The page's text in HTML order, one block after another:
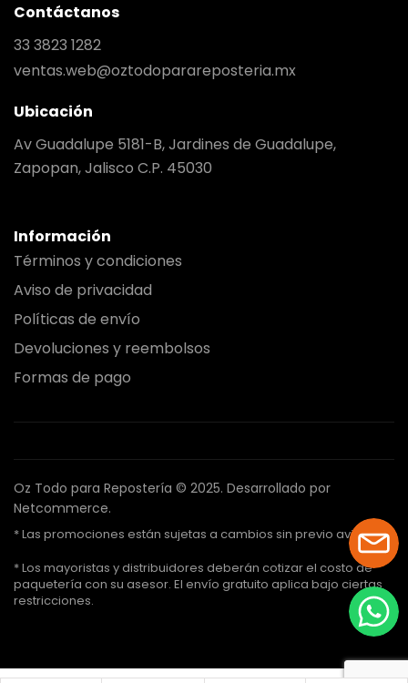
Contáctanos
33 3823 1282
ventas.web@oztodoparareposteria.mx
Ubicación
Av Guadalupe 5181-B, Jardines de Guadalupe,
Zapopan, Jalisco C.P. 45030
Información
Términos y condiciones
Aviso de privacidad
Políticas de envío
Devoluciones y reembolsos
Formas de pago
Oz Todo para Repostería © 2025. Desarrollado por
Netcommerce.
* Las promociones están sujetas a cambios sin previo aviso.
* Los mayoristas y distribuidores deberán cotizar el costo de
paquetería con su asesor. El envío gratuito aplica bajo ciertas
restricciones.